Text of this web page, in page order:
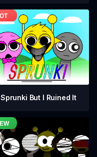
Sprunki But I Ruined It